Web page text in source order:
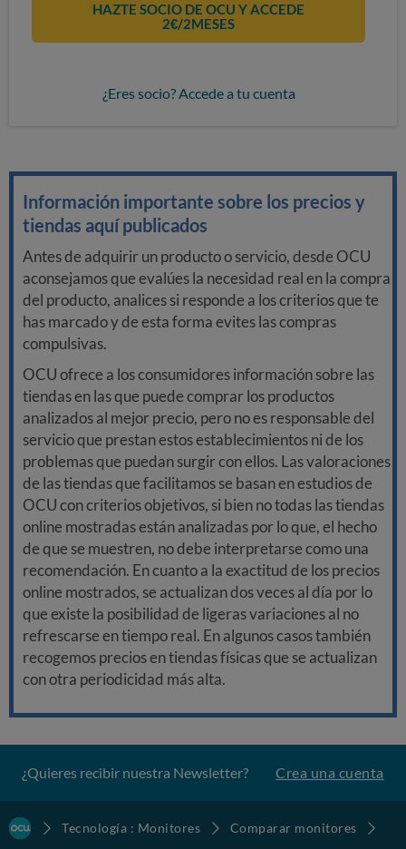
HAZTE SOCIO DE OCU Y ACCEDE
2€/2MESES
¿Eres socio? Accede a tu cuenta
Información importante sobre los precios y
tiendas aquí publicados
Antes de adquirir un producto o servicio, desde OCU
aconsejamos que evalúes la necesidad real en la compra
del producto, analices si responde a los criterios que te
has marcado y de esta forma evites las compras
compulsivas.
OCU ofrece a los consumidores información sobre las
tiendas en las que puede comprar los productos
analizados al mejor precio, pero no es responsable del
servicio que prestan estos establecimientos ni de los
problemas que puedan surgir con ellos. Las valoraciones
de las tiendas que facilitamos se basan en estudios de
OCU con criterios objetivos, si bien no todas las tiendas
online mostradas están analizadas por lo que, el hecho
de que se muestren, no debe interpretarse como una
recomendación. En cuanto a la exactitud de los precios
online mostrados, se actualizan dos veces al día por lo
que existe la posibilidad de ligeras variaciones al no
refrescarse en tiempo real. En algunos casos también
recogemos precios en tiendas físicas que se actualizan
con otra periodicidad más alta.
¿Quieres recibir nuestra Newsletter? Crea una cuenta
Tecnología : Monitores
Comparar monitores